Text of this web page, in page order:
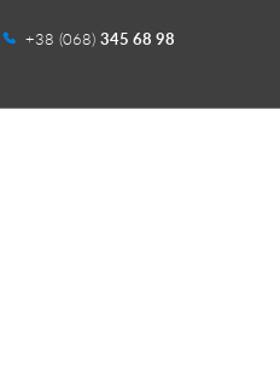
+38 (068) 345 68 98